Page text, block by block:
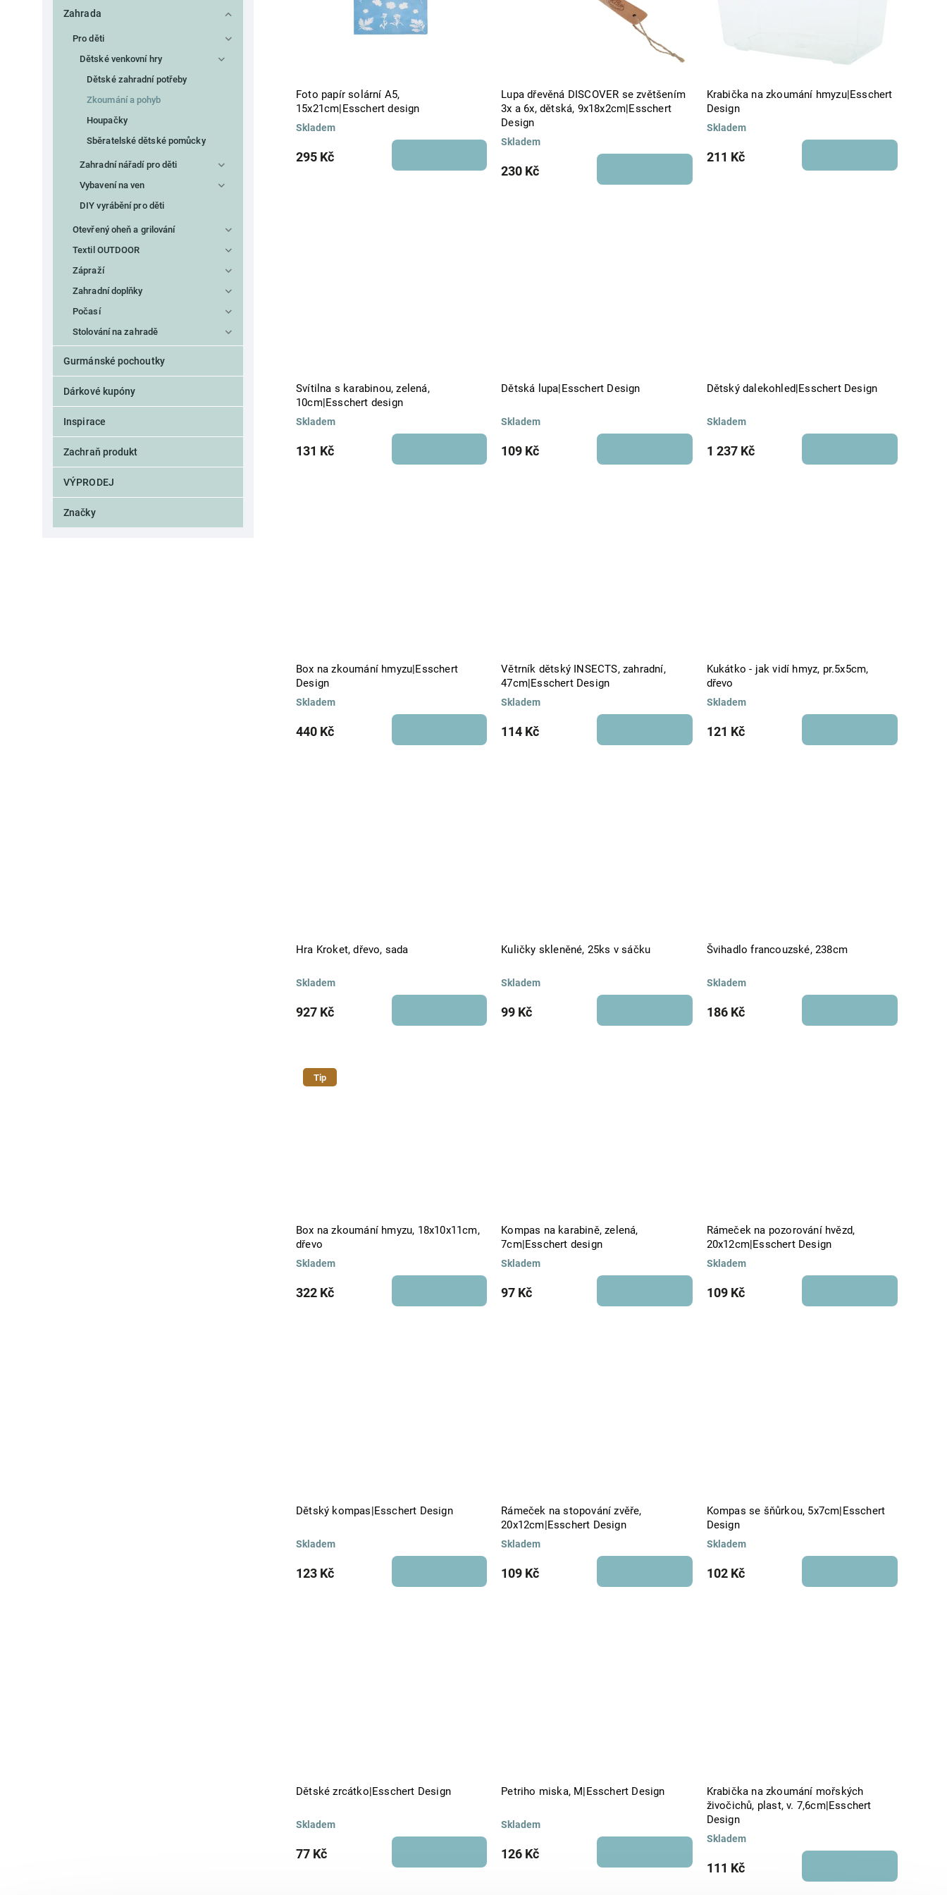
Zahrada
Pro děti
Dětské venkovní hry
Dětské zahradní potřeby
Zkoumání a pohyb
Houpačky
Sběratelské dětské pomůcky
Zahradní nářadí pro děti
Vybavení na ven
DIY vyrábění pro děti
Otevřený oheň a grilování
Textil OUTDOOR
Zápraží
Zahradní doplňky
Počasí
Stolování na zahradě
Gurmánské pochoutky
Dárkové kupóny
Inspirace
Zachraň produkt
VÝPRODEJ
Značky
Foto papír solární A5,
15x21cm|Esschert design
Skladem
295 Kč
Lupa dřevěná DISCOVER se zvětšením
3x a 6x, dětská, 9x18x2cm|Esschert
Design
Skladem
230 Kč
Krabička na zkoumání hmyzu|Esschert
Design
Skladem
211 Kč
Svítilna s karabinou, zelená,
10cm|Esschert design
Skladem
131 Kč
Dětská lupa|Esschert Design
Skladem
109 Kč
Dětský dalekohled|Esschert Design
Skladem
1 237 Kč
Box na zkoumání hmyzu|Esschert
Design
Skladem
440 Kč
Větrník dětský INSECTS, zahradní,
47cm|Esschert Design
Skladem
114 Kč
Kukátko - jak vidí hmyz, pr.5x5cm,
dřevo
Skladem
121 Kč
Hra Kroket, dřevo, sada
Skladem
927 Kč
Kuličky skleněné, 25ks v sáčku
Skladem
99 Kč
Švihadlo francouzské, 238cm
Skladem
186 Kč
Tip
Box na zkoumání hmyzu, 18x10x11cm,
dřevo
Skladem
322 Kč
Kompas na karabině, zelená,
7cm|Esschert design
Skladem
97 Kč
Rámeček na pozorování hvězd,
20x12cm|Esschert Design
Skladem
109 Kč
Dětský kompas|Esschert Design
Skladem
123 Kč
Rámeček na stopování zvěře,
20x12cm|Esschert Design
Skladem
109 Kč
Kompas se šňůrkou, 5x7cm|Esschert
Design
Skladem
102 Kč
Dětské zrcátko|Esschert Design
Skladem
77 Kč
Petriho miska, M|Esschert Design
Skladem
126 Kč
Krabička na zkoumání mořských
živočichů, plast, v. 7,6cm|Esschert
Design
Skladem
111 Kč